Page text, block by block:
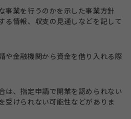
事業を行うのかを示した事業方針
る情報、収支の見通しなどを記して
や金融機関から資金を借り入れる際
は、指定申請で開業を認められない
受けられない可能性などがありま